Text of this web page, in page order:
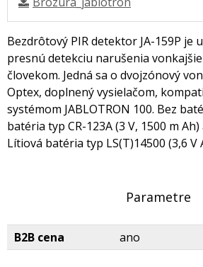
Bezdrôtový PIR detektor JA-159P je
presnú detekciu narušenia
človekom. Jedná sa o dvojzónový
Optex, doplnený vysielačom,
systémom JABLOTRON 100. Bez
batéria typ CR-123A (3 V, 1500 m
Lítiová batéria typ LS(T)14500 (3,6 V
Parametre
B2B cena ano